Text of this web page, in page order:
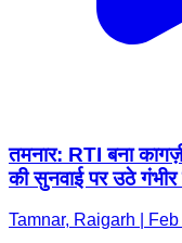
तमनार: RTI बना
की सुनवाई पर उठे
Tamnar, Raigarh |